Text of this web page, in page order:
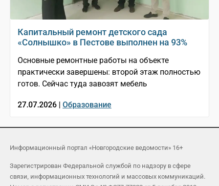
Капитальный ремонт детского сада
«Солнышко» в Пестове выполнен на 93%
Основные ремонтные работы на объекте
практически завершены: второй этаж полностью
готов. Сейчас туда завозят мебель
27.07.2026 | Образование
Информационный портал «Новгородские ведомости» 16+
Зарегистрирован Федеральной службой по надзору в сфере
связи, информационных технологий и массовых коммуникаций.